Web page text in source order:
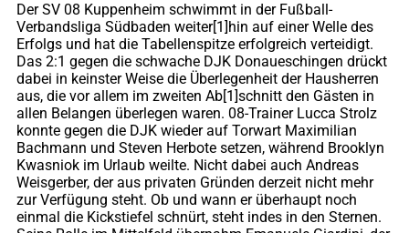
Der SV 08 Kuppenheim schwimmt in der Fußball-
Verbandsliga Südbaden weiter[1]hin auf einer Welle des
Erfolgs und hat die Tabellenspitze erfolgreich verteidigt.
Das 2:1 gegen die schwache DJK Donaueschingen drückt
dabei in keinster Weise die Überlegenheit der Hausherren
aus, die vor allem im zweiten Ab[1]schnitt den Gästen in
allen Belangen überlegen waren. 08-Trainer Lucca Strolz
konnte gegen die DJK wieder auf Torwart Maximilian
Bachmann und Steven Herbote setzen, während Brooklyn
Kwasniok im Urlaub weilte. Nicht dabei auch Andreas
Weisgerber, der aus privaten Gründen derzeit nicht mehr
zur Verfügung steht. Ob und wann er überhaupt noch
einmal die Kickstiefel schnürt, steht indes in den Sternen.